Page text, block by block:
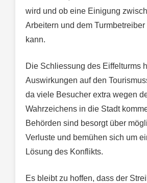
wird und ob eine Einigung
Arbeitern und dem
kann.
Die Schliessung des Eiffelturms
Auswirkungen auf den
da viele Besucher extra wegen
Wahrzeichens in die Stadt
Behörden sind besorgt über
Verluste und bemühen sich um
Lösung des Konflikts.
Es bleibt zu hoffen, dass der